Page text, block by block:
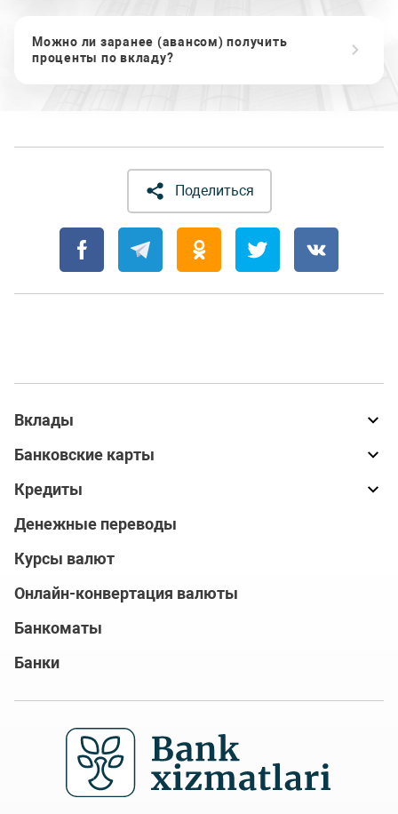
Можно ли заранее (авансом) получить
проценты по вкладу?
Поделиться
Вклады
Банковские карты
Кредиты
Денежные переводы
Курсы валют
Онлайн-конвертация валюты
Банкоматы
Банки